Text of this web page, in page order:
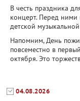
В честь праздника
концерт. Перед ними
детской
Напомним, День
повсеместно в
октября. Это
04.08.2026